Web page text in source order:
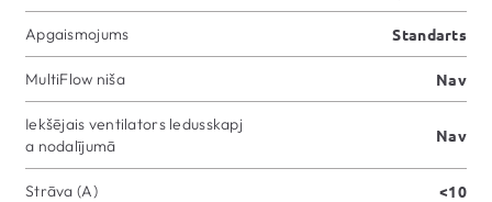
Apgaismojums Standarts
MultiFlow niša Nav
Iekšējais ventilators ledusskapj
a nodalījumā
Nav
Strāva (A) <10